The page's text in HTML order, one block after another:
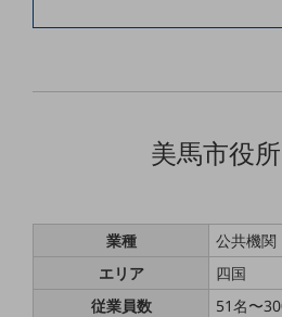
地域からの発表
重要なお知らせ
美馬市役
業種
公共機関
エリア
四国
従業員数
51名〜